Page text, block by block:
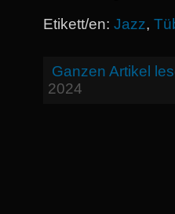
Etikett/en: Jazz,
Ganzen Artikel
2024